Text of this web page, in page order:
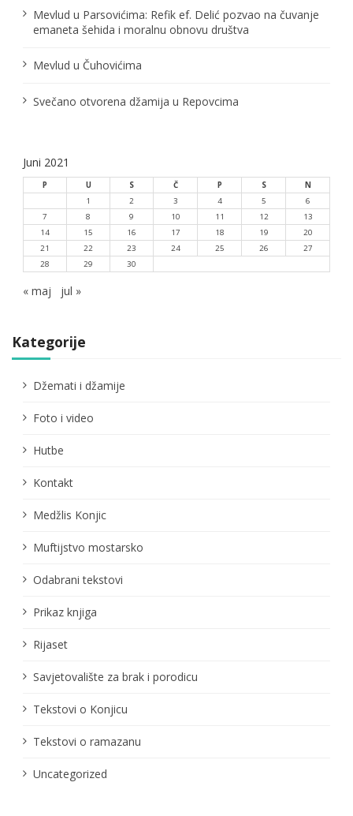
n
k
a
Mevlud u Parsovićima: Refik ef. Delić pozvao na čuvanje
emaneta šehida i moralnu obnovu društva
Mevlud u Čuhovićima
Svečano otvorena džamija u Repovcima
Juni 2021
P U S Č P S
N
1
2 3 4 5
6
7
8 9 10 11 12
13
14
15 16 17 18 19
20
21
22 23 24 25 26
27
28
29 30
« maj jul »
Kategorije
Džemati i džamije
Foto i video
Hutbe
Kontakt
Medžlis Konjic
Muftijstvo mostarsko
Odabrani tekstovi
Prikaz knjiga
Rijaset
Savjetovalište za brak i porodicu
Tekstovi o Konjicu
Tekstovi o ramazanu
Uncategorized